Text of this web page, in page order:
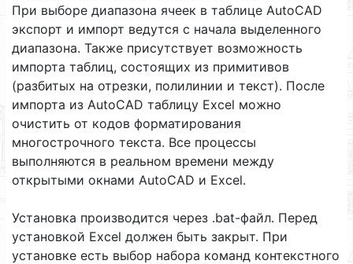
При выборе диапазона ячеек в таблице AutoCAD
экспорт и импорт ведутся с начала выделенного
диапазона. Также присутствует возможность
импорта таблиц, состоящих из примитивов
(разбитых на отрезки, полилинии и текст). После
импорта из AutoCAD таблицу Excel можно
очистить от кодов форматирования
многострочного текста. Все процессы
выполняются в реальном времени между
открытыми окнами AutoCAD и Excel.
Установка производится через .bat-файл. Перед
установкой Excel должен быть закрыт. При
установке есть выбор набора команд контекстного